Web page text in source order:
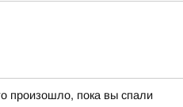
произошло, пока вы спали